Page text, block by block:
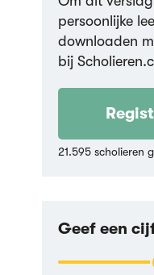
persoonlijke
downloaden
bij
21.595 scholieren
Geef een